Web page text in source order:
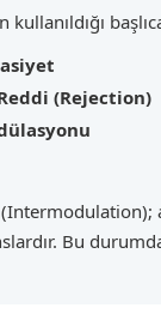
(Rejection)
Bu